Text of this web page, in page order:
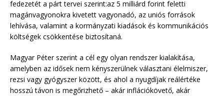
fedezetét a párt tervei szerint:az 5 milliárd forint feletti
magánvagyonokra kivetett vagyonadó, az uniós források
lehívása, valamint a kormányzati kiadások és kommunikációs
költségek csökkentése biztosítaná.
Magyar Péter szerint a cél egy olyan rendszer kialakítása,
amelyben az idősek nem kényszerülnek választani élelmiszer,
rezsi vagy gyógyszer között, és ahol a nyugdíjak reálértéke
hosszú távon is megőrizhető – akár inflációkövető, akár